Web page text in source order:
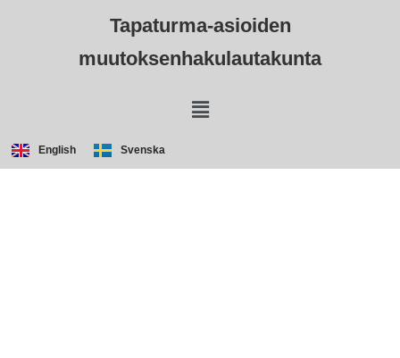
Tapaturma-asioiden
muutoksenhakulautakunta
English Svenska